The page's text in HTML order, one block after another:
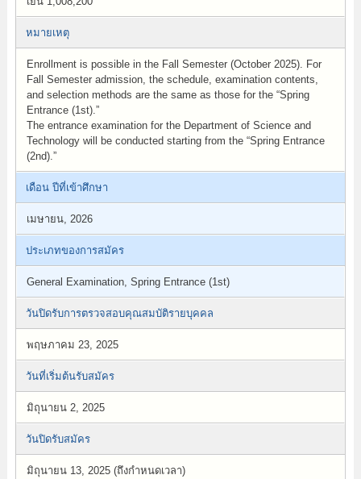
หมายเหตุ
Enrollment is possible in the Fall Semester (October 2025). For
Fall Semester admission, the schedule, examination contents,
and selection methods are the same as those for the “Spring
Entrance (1st).”
The entrance examination for the Department of Science and
Technology will be conducted starting from the “Spring Entrance
(2nd).”
เดือน ปีที่เข้าศึกษา
เมษายน, 2026
ประเภทของการสมัคร
General Examination, Spring Entrance (1st)
วันปิดรับการตรวจสอบคุณสมบัติรายบุคคล
พฤษภาคม 23, 2025
วันที่เริ่มต้นรับสมัคร
มิถุนายน 2, 2025
วันปิดรับสมัคร
มิถุนายน 13, 2025 (ถึงกำหนดเวลา)